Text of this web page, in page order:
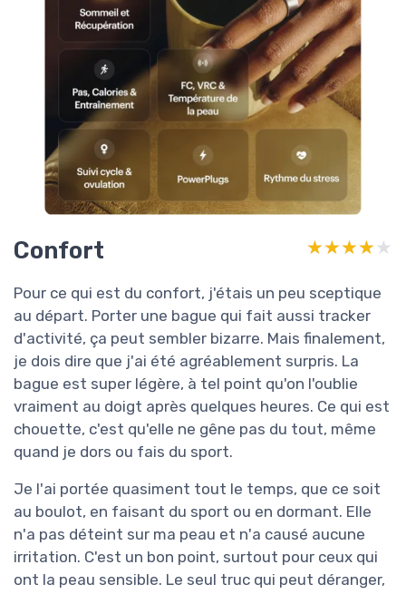
Confort ★★★★★
★★★★★
Pour ce qui est du confort, j'étais un peu sceptique
au départ. Porter une bague qui fait aussi tracker
d'activité, ça peut sembler bizarre. Mais finalement,
je dois dire que j'ai été agréablement surpris. La
bague est super légère, à tel point qu'on l'oublie
vraiment au doigt après quelques heures. Ce qui est
chouette, c'est qu'elle ne gêne pas du tout, même
quand je dors ou fais du sport.
Je l'ai portée quasiment tout le temps, que ce soit
au boulot, en faisant du sport ou en dormant. Elle
n'a pas déteint sur ma peau et n'a causé aucune
irritation. C'est un bon point, surtout pour ceux qui
ont la peau sensible. Le seul truc qui peut déranger,